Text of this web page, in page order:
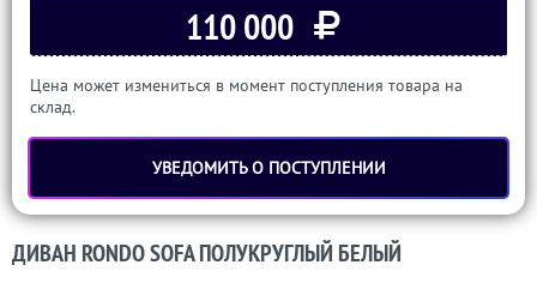
110 000
Цена может измениться в момент поступления товара на
склад.
УВЕДОМИТЬ О ПОСТУПЛЕНИИ
ДИВАН RONDO SOFA ПОЛУКРУГЛЫЙ БЕЛЫЙ